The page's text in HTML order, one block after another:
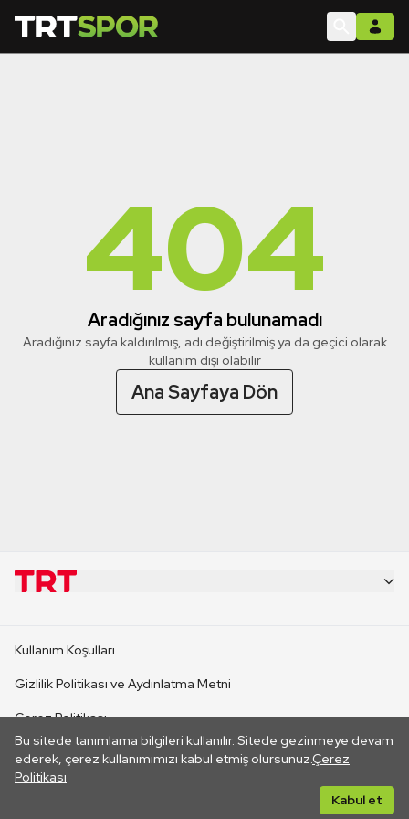
404
Aradığınız sayfa bulunamadı
Aradığınız sayfa kaldırılmış, adı değiştirilmiş ya da geçici olarak
kullanım dışı olabilir
Ana Sayfaya Dön
Bu sitede tanımlama bilgileri kullanılır. Sitede gezinmeye devam
ederek, çerez kullanımımızı kabul etmiş olursunuz.Çerez
Politikası
Kabul et
CANLI YAYINLAR
Kullanım Koşulları
Gizlilik Politikası ve Aydınlatma Metni
Çerez Politikası
İletişim
Her hakkı saklıdır. ©2026 TRT. Bağlantı yoluyla gidilen dış